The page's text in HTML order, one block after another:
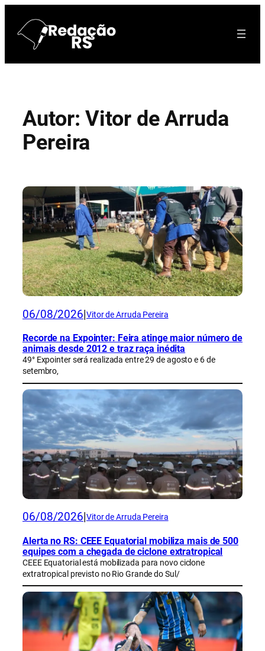
para
Autor:Vitor de Arruda
Pereira
06/08/2026 Vitor de Arruda Pereira
Recorde na Expointer: Feira atinge maior número de
animais desde 2012 e traz raça inédita
49° Expointer será realizada entre 29 de agosto e 6 de
setembro,
06/08/2026 Vitor de Arruda Pereira
Alerta no RS: CEEE Equatorial mobiliza mais de 500
equipes com a chegada de ciclone extratropical
CEEE Equatorial está mobilizada para novo ciclone
extratropical previsto no Rio Grande do Sul/